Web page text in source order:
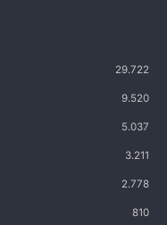
29.722
9.520
5.037
3.211
2.778
810